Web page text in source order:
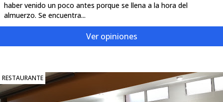
haber venido un poco antes porque se llena a la hora del
almuerzo. Se encuentra...
Ver opiniones
RESTAURANTE